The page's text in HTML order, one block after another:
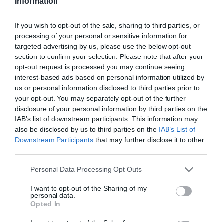
If you wish to opt-out of the sale, sharing to third parties, or
processing of your personal or sensitive information for
targeted advertising by us, please use the below opt-out
section to confirm your selection. Please note that after your
opt-out request is processed you may continue seeing
interest-based ads based on personal information utilized by
us or personal information disclosed to third parties prior to
your opt-out. You may separately opt-out of the further
disclosure of your personal information by third parties on the
IAB’s list of downstream participants. This information may
also be disclosed by us to third parties on the IAB’s List of
Downstream Participants that may further disclose it to other
Personal Data Processing Opt Outs
I want to opt-out of the Sharing of my
personal data.
Opted In
zwykłych ludzi
08 lipca 2012, 14:00
Terlikowski krytykuje okładkę w
"Newsweeku". Autorka tekstu: To nie
kaprys, one naprawdę kochają to
dziecko
08 lipca 2012, 11:29
Kurski: Stoję na gruncie konstytucji.
Rodzina jest związkiem kobiety i
mężczyzny. Biedroń: Nie zna pan
konstytucji
08 lipca 2012, 09:23
Marek Migalski obraża Serenę Williams
niesprawiedliwe"
07 lipca 2012, 21:54
Radwańska bez ojca w finale
Wimbledonu. "Bywa, że zamiany
07 lipca 2012, 18:03